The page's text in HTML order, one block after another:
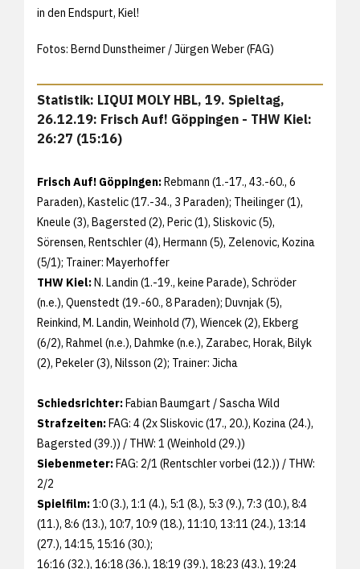
in den Endspurt, Kiel!
Fotos: Bernd Dunstheimer / Jürgen Weber (FAG)
Statistik: LIQUI MOLY HBL, 19. Spieltag,
26.12.19: Frisch Auf! Göppingen - THW Kiel:
26:27 (15:16)
Frisch Auf! Göppingen:Rebmann (1.-17., 43.-60., 6
Paraden), Kastelic (17.-34., 3 Paraden); Theilinger (1),
Kneule (3), Bagersted (2), Peric (1), Sliskovic (5),
Sörensen, Rentschler (4), Hermann (5), Zelenovic, Kozina
(5/1); Trainer: Mayerhoffer
THW Kiel:N. Landin (1.-19., keine Parade), Schröder
(n.e.), Quenstedt (19.-60., 8 Paraden); Duvnjak (5),
Reinkind, M. Landin, Weinhold (7), Wiencek (2), Ekberg
(6/2), Rahmel (n.e.), Dahmke (n.e.), Zarabec, Horak, Bilyk
(2), Pekeler (3), Nilsson (2); Trainer: Jicha
Schiedsrichter:Fabian Baumgart / Sascha Wild
Strafzeiten:FAG: 4 (2x Sliskovic (17., 20.), Kozina (24.),
Bagersted (39.)) / THW: 1 (Weinhold (29.))
Siebenmeter:FAG: 2/1 (Rentschler vorbei (12.)) / THW:
2/2
Spielfilm:1:0 (3.), 1:1 (4.), 5:1 (8.), 5:3 (9.), 7:3 (10.), 8:4
(11.), 8:6 (13.), 10:7, 10:9 (18.), 11:10, 13:11 (24.), 13:14
(27.), 14:15, 15:16 (30.);
16:16 (32.), 16:18 (36.), 18:19 (39.), 18:23 (43.), 19:24